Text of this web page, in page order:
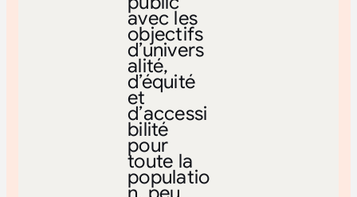
avec les
objectifs
d’univers
alité,
d’équité
et
d’accessi
bilité
pour
toute la
populatio